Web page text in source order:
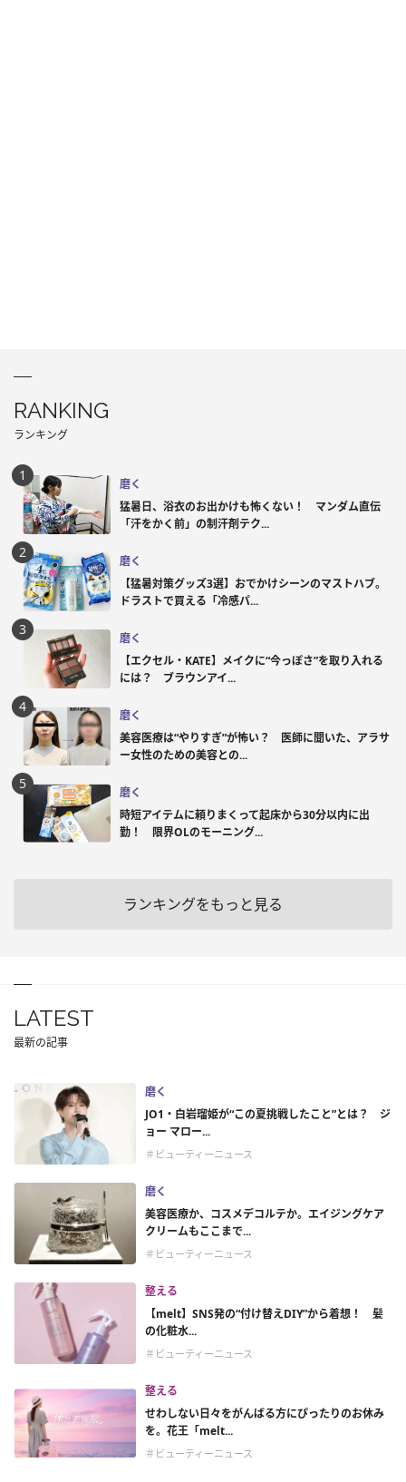
RANKING
ランキング
磨く
猛暑日、浴衣のお出かけも怖くない！ マンダム直伝
「汗をかく前」の制汗剤テク...
磨く
【猛暑対策グッズ3選】おでかけシーンのマストハブ。
ドラストで買える「冷感パ...
磨く
【エクセル・KATE】メイクに“今っぽさ”を取り入れる
には？ ブラウンアイ...
磨く
美容医療は“やりすぎ”が怖い？ 医師に聞いた、アラサ
ー女性のための美容との...
磨く
時短アイテムに頼りまくって起床から30分以内に出
勤！ 限界OLのモーニング...
ランキングをもっと見る
LATEST
最新の記事
磨く
JO1・白岩瑠姫が“この夏挑戦したこと”とは？ ジ
ョー マロー...
＃ビューティーニュース
磨く
美容医療か、コスメデコルテか。エイジングケア
クリームもここまで...
＃ビューティーニュース
整える
【melt】SNS発の“付け替えDIY”から着想！ 髪
の化粧水...
＃ビューティーニュース
整える
せわしない日々をがんばる方にぴったりのお休み
を。花王「melt...
＃ビューティーニュース